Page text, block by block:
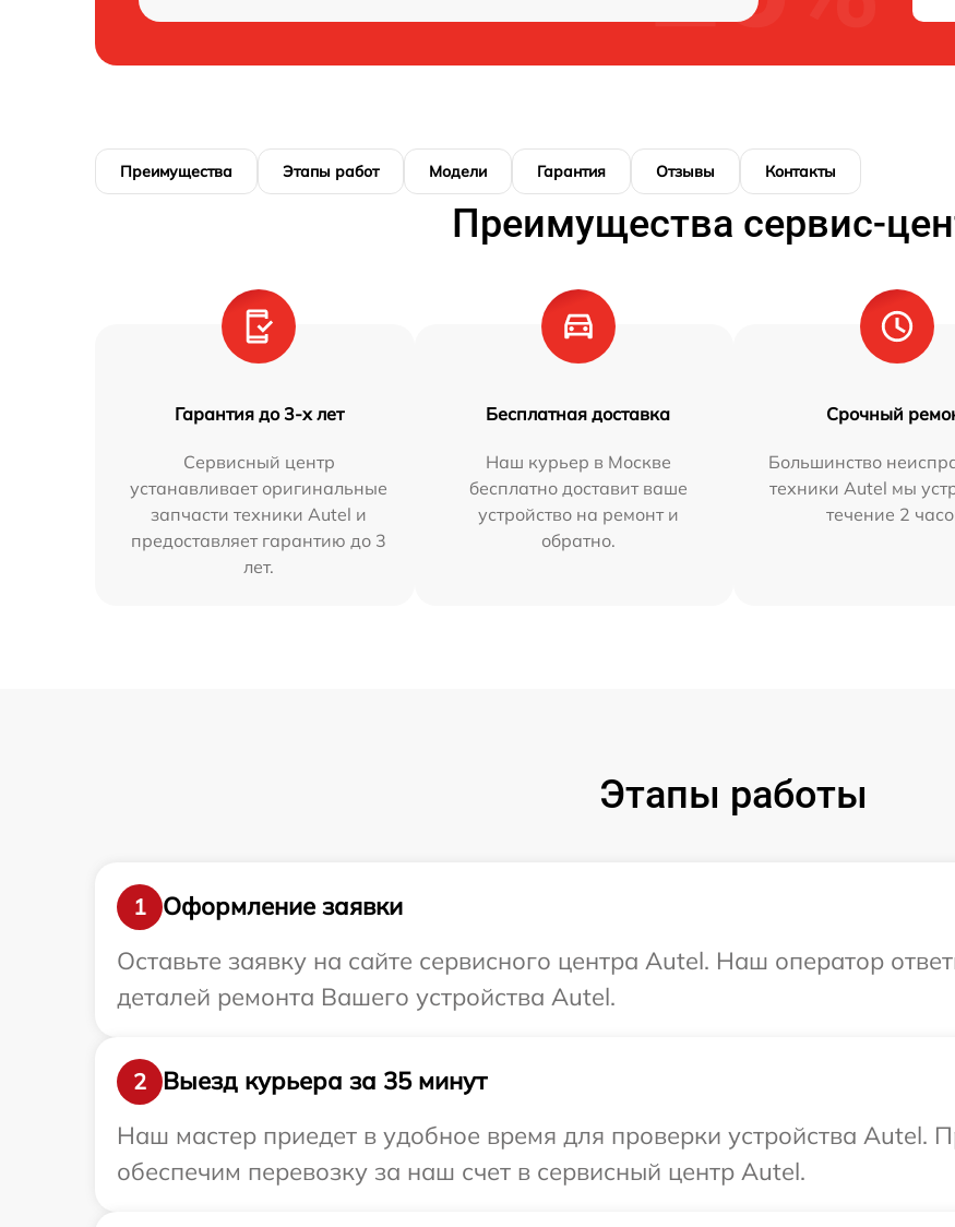
Преимущества Этапы работ Модели Гарантия Отзывы Контакты
Преимущества сервис-
Гарантия до 3-х лет
Сервисный центр
устанавливает оригинальные
запчасти техники Autel и
предоставляет гарантию до 3
лет.
Бесплатная доставка
Наш курьер в Москве
бесплатно доставит ваше
устройство на ремонт и
обратно.
Срочный
Большинство
техники Autel мы
течение 2
Этапы работы
1
Оформление заявки
Оставьте заявку на сайте сервисного центра Autel. Наш оператор
деталей ремонта Вашего устройства Autel.
2
Выезд курьера за 35 минут
Наш мастер приедет в удобное время для проверки устройства Autel.
обеспечим перевозку за наш счет в сервисный центр Autel.